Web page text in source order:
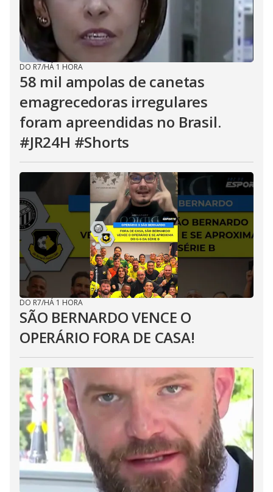
DO R7/HÁ 1 HORA
58 mil ampolas de canetas
emagrecedoras irregulares
foram apreendidas no Brasil.
#JR24H #Shorts
DO R7/HÁ 1 HORA
SÃO BERNARDO VENCE O
OPERÁRIO FORA DE CASA!